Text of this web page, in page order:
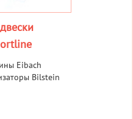
Eibach
Bilstein